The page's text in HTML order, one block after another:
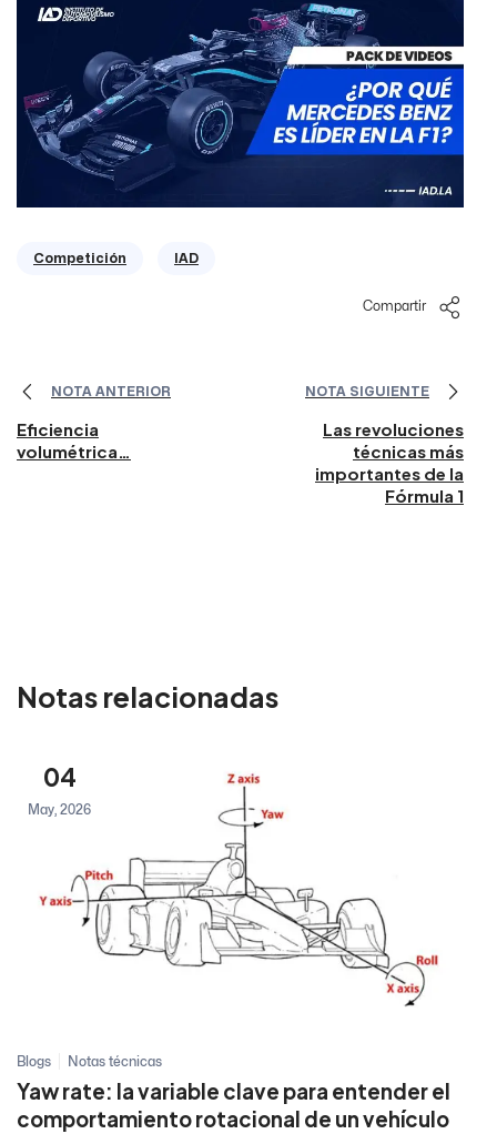
Competición IAD
Compartir
NOTA ANTERIOR
Eficiencia
volumétrica…
NOTA SIGUIENTE
Las revoluciones
técnicas más
importantes de la
Fórmula 1
Notas relacionadas
04
May, 2026
Blogs Notas técnicas
Yaw rate: la variable clave para entender el
comportamiento rotacional de un vehículo